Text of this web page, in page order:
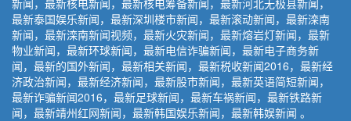
新闻，最新核电新闻，最新核电筹备新闻，最新河北无极县新闻，
最新泰国娱乐新闻，最新深圳楼市新闻，最新滚动新闻，最新滦南
新闻，最新滦南新闻视频，最新火灾新闻，最新熔岩灯新闻，最新
物业新闻，最新环球新闻，最新电信诈骗新闻，最新电子商务新
闻，最新的国外新闻，最新相关新闻，最新税收新闻2016，最新经
济政治新闻，最新经济新闻，最新股市新闻，最新英语简短新闻，
最新诈骗新闻2016，最新足球新闻，最新车祸新闻，最新铁路新
闻，最新靖州红网新闻，最新韩国娱乐新闻，最新韩娱新闻 。